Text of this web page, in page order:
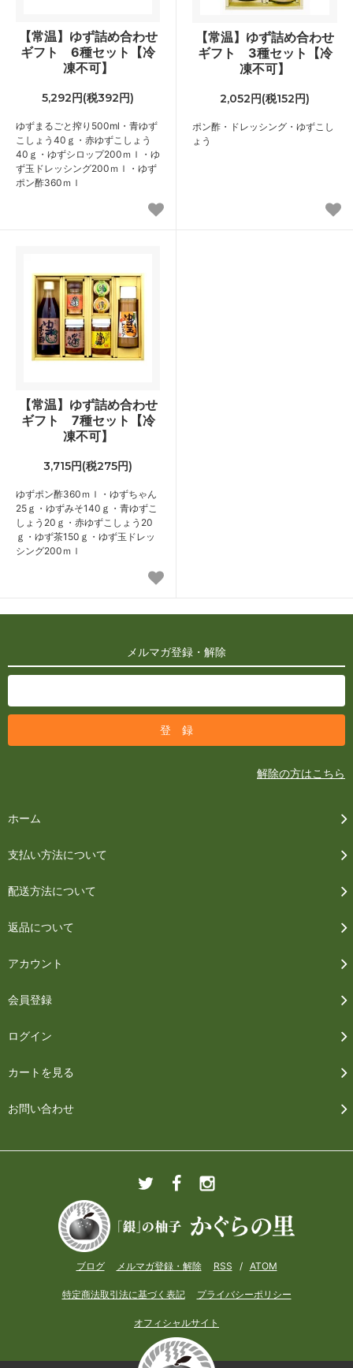
【常温】ゆず詰め合わせ
ギフト 6種セット【冷
凍不可】
5,292円(税392円)
ゆずまるごと搾り500ml・青ゆず
こしょう40ｇ・赤ゆずこしょう
40ｇ・ゆずシロップ200ｍｌ・ゆ
ず玉ドレッシング200ｍｌ・ゆず
ポン酢360ｍｌ
【常温】ゆず詰め合わせ
ギフト 3種セット【冷
凍不可】
2,052円(税152円)
ポン酢・ドレッシング・ゆずこし
ょう
【常温】ゆず詰め合わせ
ギフト 7種セット【冷
凍不可】
3,715円(税275円)
ゆずポン酢360ｍｌ・ゆずちゃん
25ｇ・ゆずみそ140ｇ・青ゆずこ
しょう20ｇ・赤ゆずこしょう20
ｇ・ゆず茶150ｇ・ゆず玉ドレッ
シング200ｍｌ
メルマガ登録・解除
解除の方はこちら
ホーム
支払い方法について
配送方法について
返品について
アカウント
会員登録
ログイン
カートを見る
お問い合わせ
ブログ メルマガ登録・解除 RSS / ATOM
特定商法取引法に基づく表記 プライバシーポリシー
オフィシャルサイト